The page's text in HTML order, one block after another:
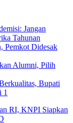
Jangan
Tahunan
Pemkot Didesak
Alumni, Pilih
Bupati
1
RI, KNPI Siapkan